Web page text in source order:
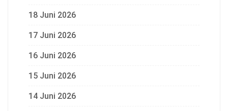
18 Juni 2026
17 Juni 2026
16 Juni 2026
15 Juni 2026
14 Juni 2026